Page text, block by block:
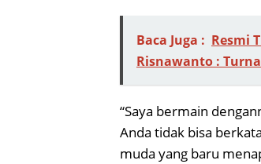
Baca Juga : Resmi
Risnawanto :
“Saya bermain
Anda tidak bisa
muda yang baru